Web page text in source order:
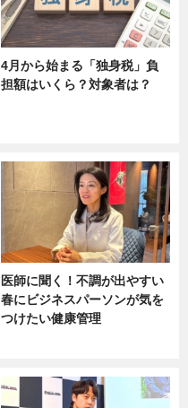
4月から始まる「独身税」負
担額はいくら？対象者は？
医師に聞く！不調が出やすい
春にビジネスパーソンが気を
つけたい健康管理